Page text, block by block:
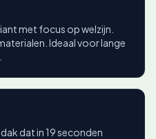
met focus op welzijn.
Ideaal voor lange
dat in 19 seconden